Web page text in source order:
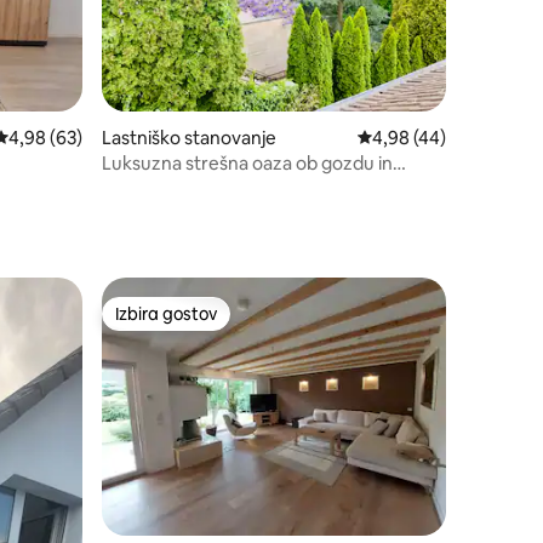
ocena: 4,98 od 5, št. mnenj: 63
4,98 (63)
Lastniško stanovanje Povprečna ocena:
4,98 (44)
Luksuzna strešna oaza ob gozdu in
Izbira gostov
Izbira gostov